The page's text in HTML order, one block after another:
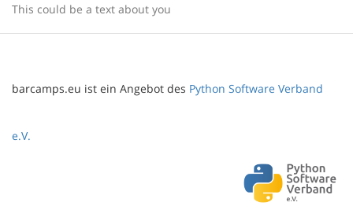
This could be a text about you
barcamps.eu ist ein Angebot des Python Software Verband
e.V.